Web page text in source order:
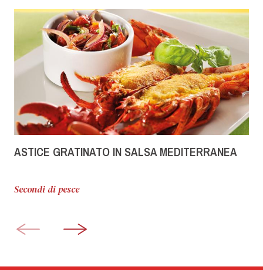
ASTICE GRATINATO IN SALSA MEDITERRANEA
Secondi di pesce